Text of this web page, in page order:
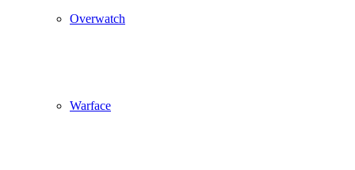
Overwatch
Warface